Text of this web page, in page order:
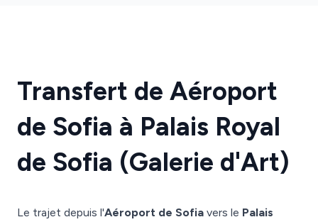
Transfert de Aéroport
de Sofia à Palais Royal
de Sofia (Galerie d'Art)
Le trajet depuis l'Aéroport de Sofia vers le Palais